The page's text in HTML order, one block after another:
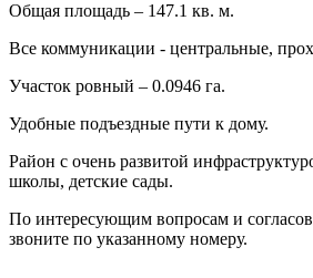
Общая площадь – 147.1 кв. м.
Все коммуникации - центральные,
Участок ровный – 0.0946 га.
Удобные подъездные пути к дому.
Район с очень развитой
школы, детские сады.
По интересующим вопросам и
звоните по указанному номеру.